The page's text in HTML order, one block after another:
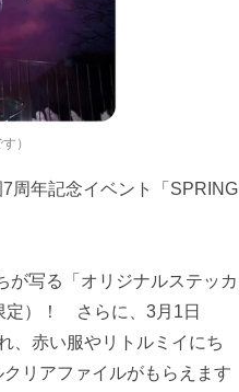
）
周年記念イベント「SPRING
が写る「オリジナルステッカ
定）！ さらに、3月1日
、赤い服やリトルミイにち
リアファイルがもらえます